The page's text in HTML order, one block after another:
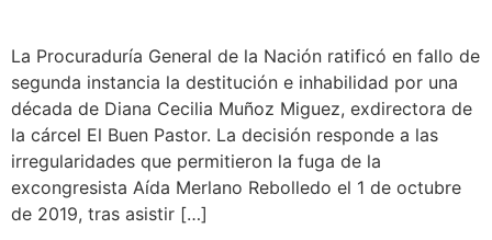
La Procuraduría General de la Nación ratificó en fallo de
segunda instancia la destitución e inhabilidad por una
década de Diana Cecilia Muñoz Miguez, exdirectora de
la cárcel El Buen Pastor. La decisión responde a las
irregularidades que permitieron la fuga de la
excongresista Aída Merlano Rebolledo el 1 de octubre
de 2019, tras asistir […]